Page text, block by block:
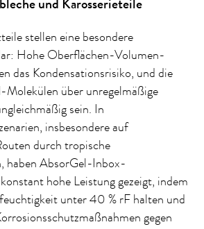
stellen eine besondere
Hohe Oberflächen-Volumen-
das Kondensationsrisiko, und die
über unregelmäßige
sein. In
insbesondere auf
durch tropische
haben AbsorGel-Inbox-
hohe Leistung gezeigt, indem
unter 40 % rF halten und
gegen